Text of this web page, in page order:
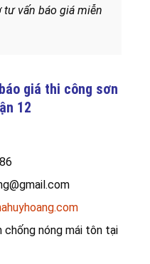
vấn báo giá miễn
giá thi công sơn
12
nóng mái tôn tại